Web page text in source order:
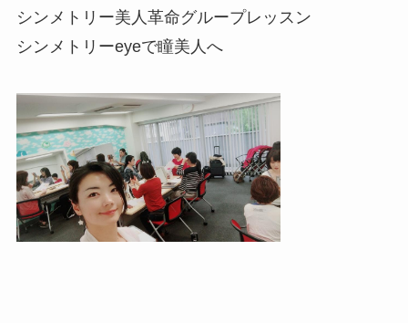
シンメトリー美人革命グループレッスン
シンメトリーeyeで瞳美人へ